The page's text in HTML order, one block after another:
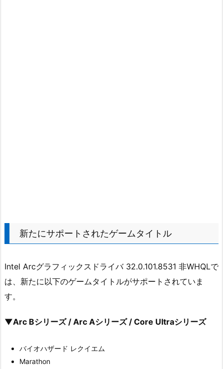
新たにサポートされたゲームタイトル
Intel Arcグラフィックスドライバ 32.0.101.8531 非WHQLで
は、新たに以下のゲームタイトルがサポートされていま
す。
▼Arc Bシリーズ / Arc Aシリーズ / Core Ultraシリーズ
バイオハザード レクイエム
Marathon